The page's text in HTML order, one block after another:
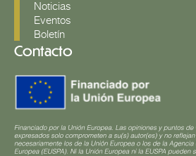
Noticias
Eventos
Boletín
Contacto